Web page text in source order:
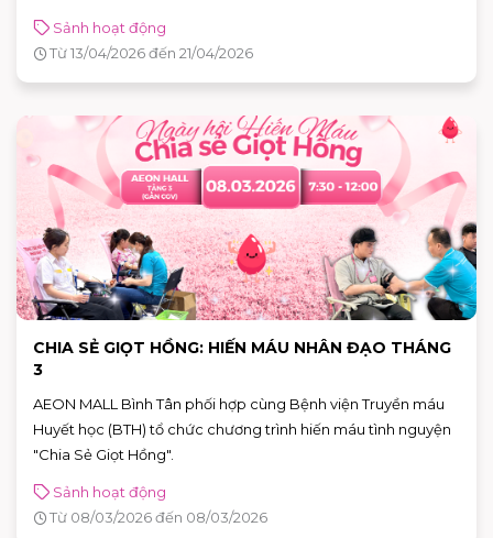
Sảnh hoạt động
Từ 13/04/2026 đến 21/04/2026
CHIA SẺ GIỌT HỒNG: HIẾN MÁU NHÂN ĐẠO THÁNG
3
AEON MALL Bình Tân phối hợp cùng Bệnh viện Truyền máu
Huyết học (BTH) tổ chức chương trình hiến máu tình nguyện
"Chia Sẻ Giọt Hồng".
Sảnh hoạt động
Từ 08/03/2026 đến 08/03/2026